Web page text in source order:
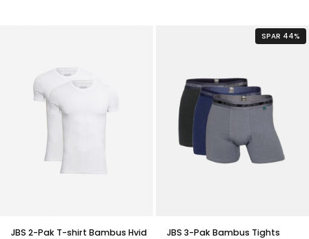
JBS 2-Pak T-shirt Bambus Hvid
SPAR 44%
JBS 3-Pak Bambus Tights